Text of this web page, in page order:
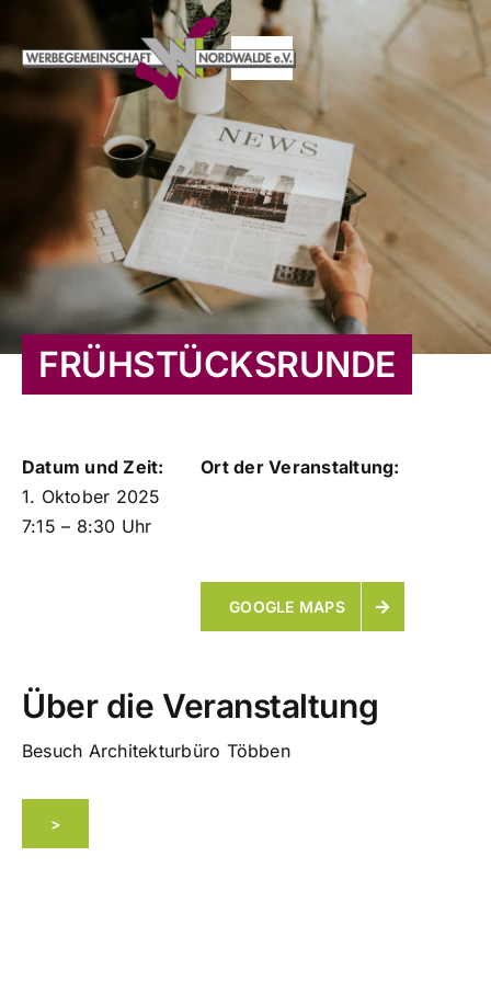
Inhalt
springen
Toggle
Navigation
HOME
AKTUELLES
VERANSTALTUNGEN
TERMINE
MITGLIEDER
FRÜHSTÜCKSRUNDE
Datum und Zeit:
1. Oktober 2025
7:15 – 8:30 Uhr
Ort der Veranstaltung:
GOOGLE MAPS
Über die Veranstaltung
Besuch Architekturbüro Többen
>